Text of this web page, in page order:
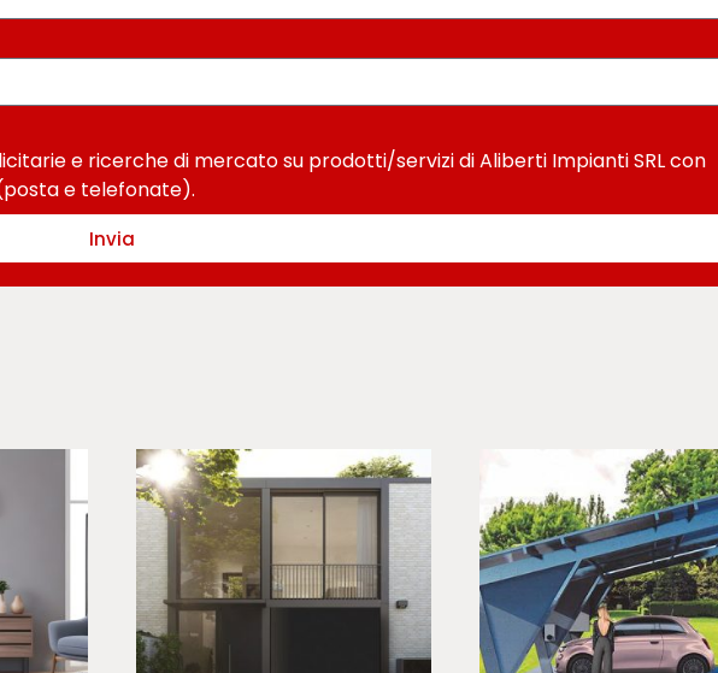
e ricerche di mercato su prodotti/servizi di Aliberti Impianti SRL con
e telefonate).
Invia
Pergola Fotovoltaica